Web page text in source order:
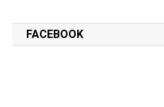
FACEBOOK